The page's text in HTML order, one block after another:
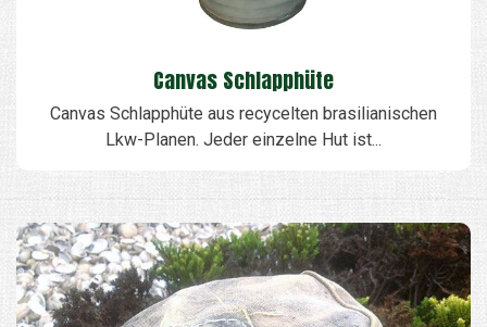
Canvas Schlapphüte
Canvas Schlapphüte aus recycelten brasilianischen
Lkw-Planen. Jeder einzelne Hut ist...